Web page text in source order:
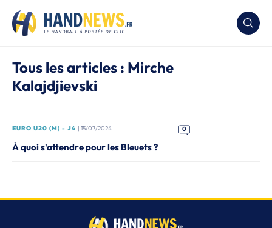
Tous les articles : Mirche
Kalajdjievski
EURO U20 (M) - J4 | 15/07/2024 0
À quoi s'attendre pour les Bleuets ?